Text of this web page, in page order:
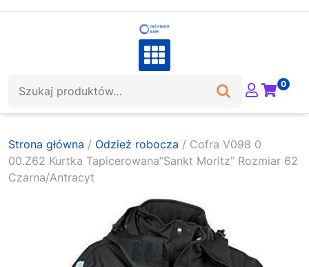
0
Strona główna / Odzież robocza / Cofra V098 0
00.Z62 Kurtka Tapicerowana”Sankt Moritz” Rozmiar 62
Czarna/Antracyt